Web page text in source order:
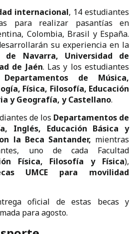
internacional, 14 estudiantes
para realizar pasantías en
Colombia, Brasil y España.
su experiencia en la
de Navarra, Universidad de
de Jaén. Las y los estudiantes
Departamentos de Música,
Física, Filosofía, Educación
y Geografía, y Castellano.
de los Departamentos de
Inglés, Educación Básica y
la Beca Santander, mientras
uno de cada Facultad
Física, Filosofía y Física),
UMCE para movilidad
oficial de estas becas y
para agosto.